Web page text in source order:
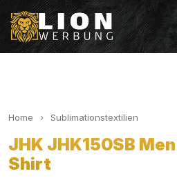
Home Sublimationstextilien
JHK JHK150SB
Shirt